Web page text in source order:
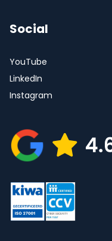
Social
YouTube
LinkedIn
Instagram